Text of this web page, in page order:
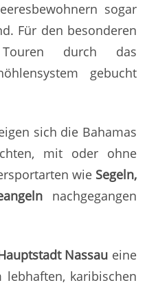
sogar
Für den besonderen
durch das
gebucht
sich die Bahamas
mit oder ohne
wie Segeln,
nachgegangen
Nassau eine
lebhaften, karibischen